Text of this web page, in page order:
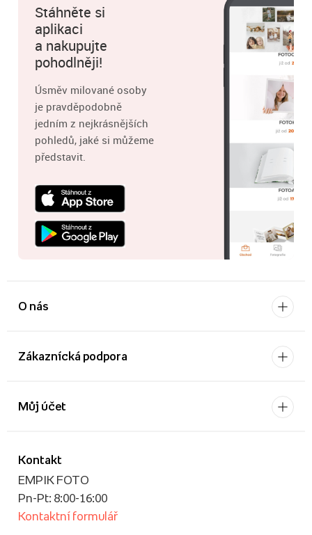
Stáhněte si
aplikaci
a nakupujte
pohodlněji!
Úsměv milované osoby
je pravděpodobně
jedním z nejkrásnějších
pohledů, jaké si můžeme
představit.
O nás
Zákaznícká podpora
Kontakt
EMPIK FOTO
Pn-Pt: 8:00-16:00
Kontaktní formulář
Můj účet